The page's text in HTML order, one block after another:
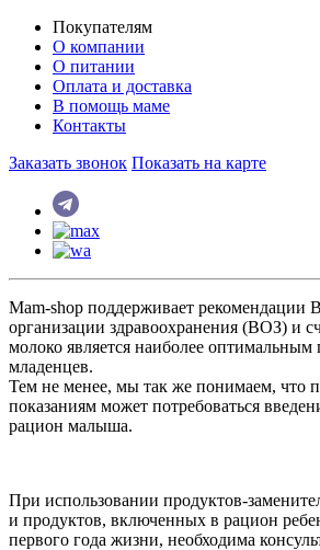
Покупателям
О компании
О питании
Оплата и доставка
В помощь маме
Контакты
Заказать звонок Показать на карте
Mam-shop поддерживает рекомендации
организации здравоохранения (ВОЗ) и
молоко является наиболее оптимальным
младенцев.
Тем не менее, мы так же понимаем, что
показаниям может потребоваться
рацион малыша.
При использовании продуктов-
и продуктов, включенных в рацион
первого года жизни, необходима